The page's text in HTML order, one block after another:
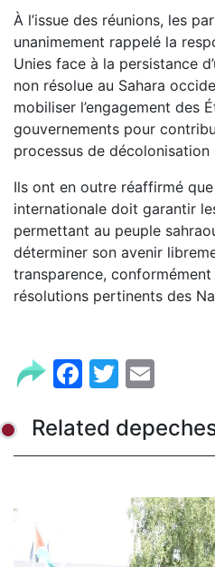
À l’issue des réunions, les
unanimement rappelé la
Unies face à la persistance
non résolue au Sahara
mobiliser l’engagement des
gouvernements pour
processus de
Ils ont en outre réaffirmé
internationale doit garantir
permettant au peuple
déterminer son avenir
transparence,
résolutions pertinents des
Facebook
Twitter
Related